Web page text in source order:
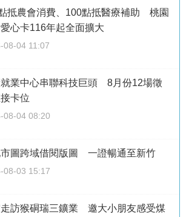
抵農會消費、100點抵醫療補助 桃園
心卡116年起全面擴大
08-04 11:07
業中心串聯科技巨頭 8月份12場徵
卡位
08-04 08:20
圖跨域借閱版圖 一證暢通至新竹
08-03 15:17
訪猴硐瑞三鑛業 邀大小朋友感受煤